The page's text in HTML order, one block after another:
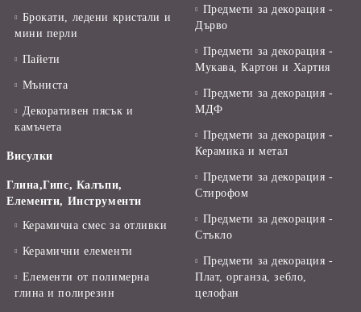
Брокати, ледени кристали и
мини перли
Пайети
Мъниста
Декоративен пясък и
камъчета
Висулки
Глина,Гипс, Калъпи,
Елементи, Инструменти
Керамична смес за отливки
Керамични елементи
Елементи от полимерна
глина и полирезин
Предмети за декорация -
Дърво
Предмети за декорация -
Мукава, Картон и Хартия
Предмети за декорация -
МДФ
Предмети за декорация -
Керамика и метал
Предмети за декорация -
Стирофом
Предмети за декорация -
Стъкло
Предмети за декорация -
Плат, органза, зебло,
целофан